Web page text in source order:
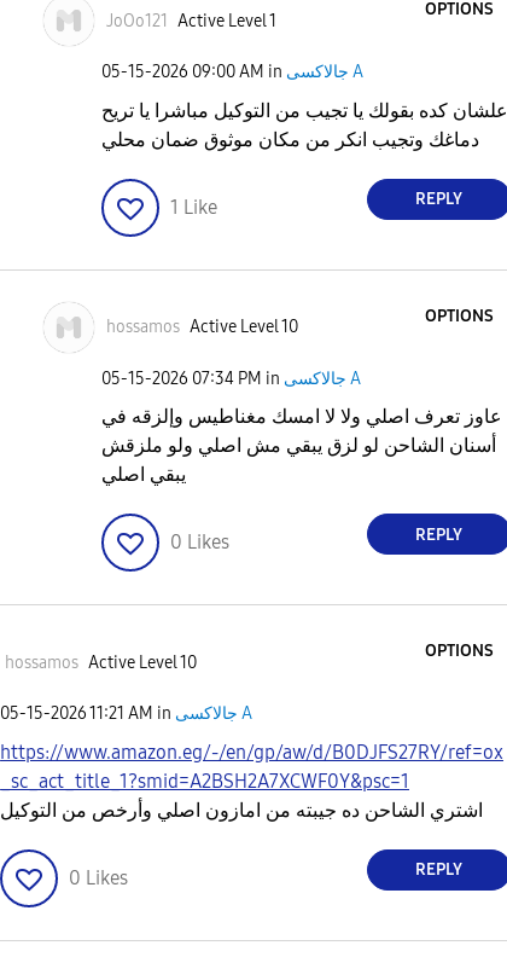
JoOo121 Active Level 1
OPTIONS
‎05-15-2026 09:00 AM in جالاكسى A
علشان كده بقولك يا تجيب من التوكيل مباشرا يا تريح
دماغك وتجيب انكر من مكان موثوق ضمان محلي
1 Like REPLY
hossamos Active Level 10
OPTIONS
‎05-15-2026 07:34 PM in جالاكسى A
عاوز تعرف اصلي ولا لا امسك مغناطيس وإلزقه في
أسنان الشاحن لو لزق يبقي مش اصلي ولو ملزقش
يبقي اصلي
0 Likes REPLY
hossamos Active Level 10
OPTIONS
‎05-15-202611:21 AM in جالاكسى A
https://www.amazon.eg/-/en/gp/aw/d/B0DJFS27RY/ref=ox
_sc_act_title_1?smid=A2BSH2A7XCWF0Y&psc=1
اشتري الشاحن ده جيبته من امازون اصلي وأرخص من التوكيل
0 Likes REPLY